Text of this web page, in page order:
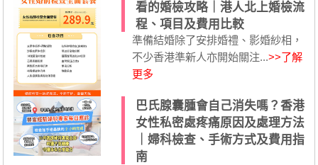
看的婚檢攻略｜港人北上婚檢流
程、項目及費用比較
準備結婚除了安排婚禮、影婚紗相，
不少香港準新人亦開始關注...>>了解
更多
巴氏腺囊腫會自己消失嗎？香港
女性私密處疼痛原因及處理方法
｜婦科檢查、手術方式及費用指
南